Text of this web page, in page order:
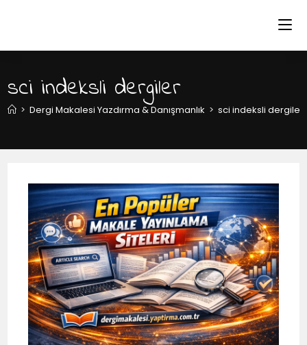
sci indeksli dergiler
> Dergi Makalesi Yazdırma & Danışmanlık > sci indeksli dergiler